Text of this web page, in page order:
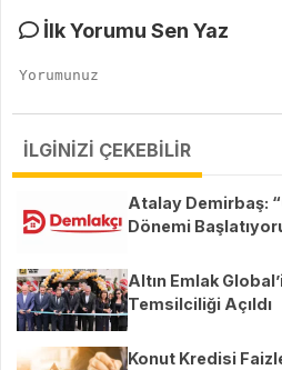
İlk Yorumu Sen Yaz
İLGİNİZİ ÇEKEBİLİR
Atalay Demirbaş:
Dönemi
Altın Emlak
Temsilciliği Açıldı
Konut Kredisi